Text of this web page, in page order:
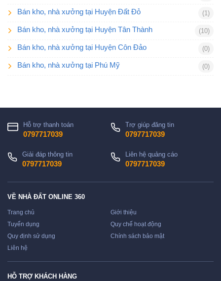
Bán kho, nhà xưởng tại Huyện Đất Đỏ (1)
Bán kho, nhà xưởng tại Huyện Tân Thành (10)
Bán kho, nhà xưởng tại Huyện Côn Đảo (0)
Bán kho, nhà xưởng tại Phú Mỹ (0)
Hỗ trợ thanh toán
0797717039
Trợ giúp đăng tin
0797717039
Giải đáp thông tin
0797717039
Liên hệ quảng cáo
0797717039
VỀ NHÀ ĐẤT ONLINE 360
Trang chủ
Giới thiệu
Tuyển dụng
Quy chế hoạt động
Quy định sử dụng
Chính sách bảo mật
Liên hệ
HỖ TRỢ KHÁCH HÀNG